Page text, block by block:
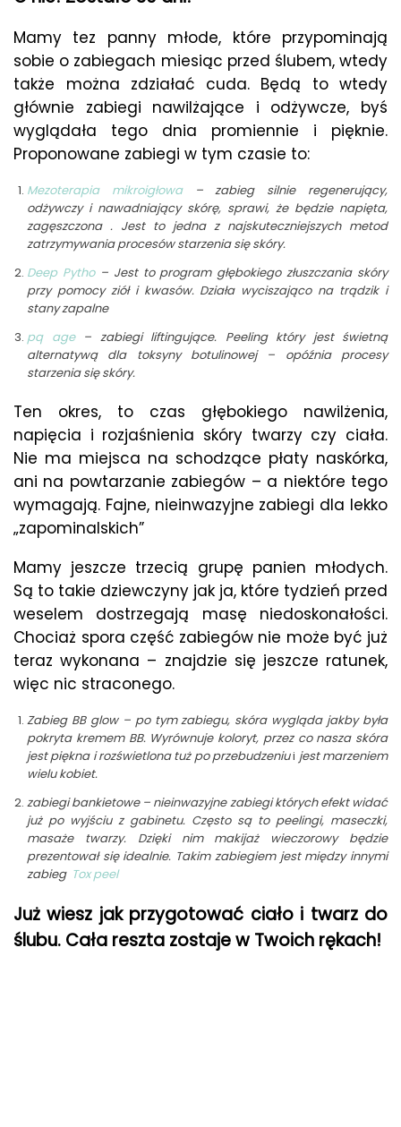
Mamy tez panny młode, które przypominają
sobie o zabiegach miesiąc przed ślubem, wtedy
także można zdziałać cuda. Będą to wtedy
głównie zabiegi nawilżające i odżywcze, byś
wyglądała tego dnia promiennie i pięknie.
Proponowane zabiegi w tym czasie to:
Mezoterapia mikroigłowa– zabieg silnie regenerujący,
odżywczy i nawadniający skórę, sprawi, że będzie napięta,
zagęszczona . Jest to jedna z najskuteczniejszych metod
zatrzymywania procesów starzenia się skóry.
Deep Pytho– Jest to program głębokiego złuszczania skóry
przy pomocy ziół i kwasów. Działa wyciszająco na trądzik i
stany zapalne
pq age– zabiegi liftingujące. Peeling który jest świetną
alternatywą dla toksyny botulinowej – opóźnia procesy
starzenia się skóry.
Ten okres, to czas głębokiego nawilżenia,
napięcia i rozjaśnienia skóry twarzy czy ciała.
Nie ma miejsca na schodzące płaty naskórka,
ani na powtarzanie zabiegów – a niektóre tego
wymagają. Fajne, nieinwazyjne zabiegi dla lekko
„zapominalskich”
Mamy jeszcze trzecią grupę panien młodych.
Są to takie dziewczyny jak ja, które tydzień przed
weselem dostrzegają masę niedoskonałości.
Chociaż spora część zabiegów nie może być już
teraz wykonana – znajdzie się jeszcze ratunek,
więc nic straconego.
Zabieg BB glow – po tym zabiegu, skóra wygląda jakby była
pokryta kremem BB. Wyrównuje koloryt, przez co nasza skóra
jest piękna i rozświetlona tuż po przebudzeniui jest marzeniem
wielu kobiet.
zabiegi bankietowe – nieinwazyjne zabiegi których efekt widać
już po wyjściu z gabinetu. Często są to peelingi, maseczki,
masaże twarzy. Dzięki nim makijaż wieczorowy będzie
prezentował się idealnie. Takim zabiegiem jest między innymi
zabieg Tox peel
Już wiesz jak przygotować ciało i twarz do
ślubu. Cała reszta zostaje w Twoich rękach!